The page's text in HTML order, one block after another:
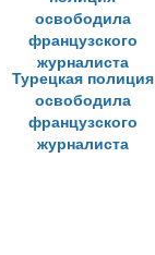
Турецкая полиция
освободила
французского
журналиста